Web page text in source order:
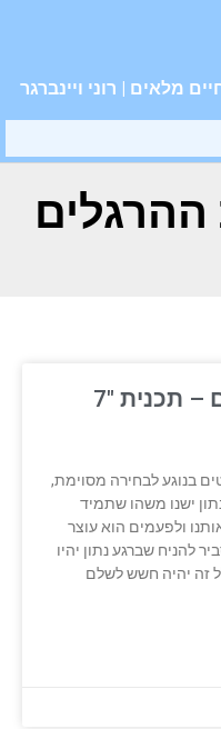
מלאים | רוני ויינברגר
שישה סוגים של מחירים – תכנית "7
בנוגע לבחירה מסוימת,
ישנו משהו שתמיד
ולפעמים הוא עוצר
להניח שברגע נתון יהיו
זה יהיה חשש לשלם